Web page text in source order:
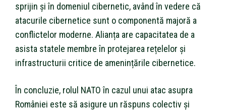
sprijin și în domeniul cibernetic, având în vedere că
atacurile cibernetice sunt o componentă majoră a
conflictelor moderne. Alianța are capacitatea de a
asista statele membre în protejarea rețelelor și
infrastructurii critice de amenințările cibernetice.
În concluzie, rolul NATO în cazul unui atac asupra
României este să asigure un răspuns colectiv și